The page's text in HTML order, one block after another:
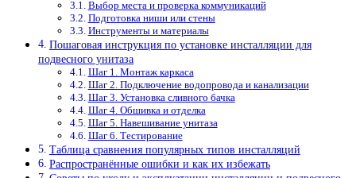
Выбор места и проверка коммуникаций
Подготовка ниши или стены
Инструменты и материалы
Пошаговая инструкция по установке инсталляции для
подвесного унитаза
Шаг 1. Монтаж каркаса
Шаг 2. Подключение водопровода и канализации
Шаг 3. Установка сливного бачка
Шаг 4. Обшивка и отделка
Шаг 5. Навешивание унитаза
Шаг 6. Тестирование
Таблица сравнения популярных типов инсталляций
Распространённые ошибки и как их избежать